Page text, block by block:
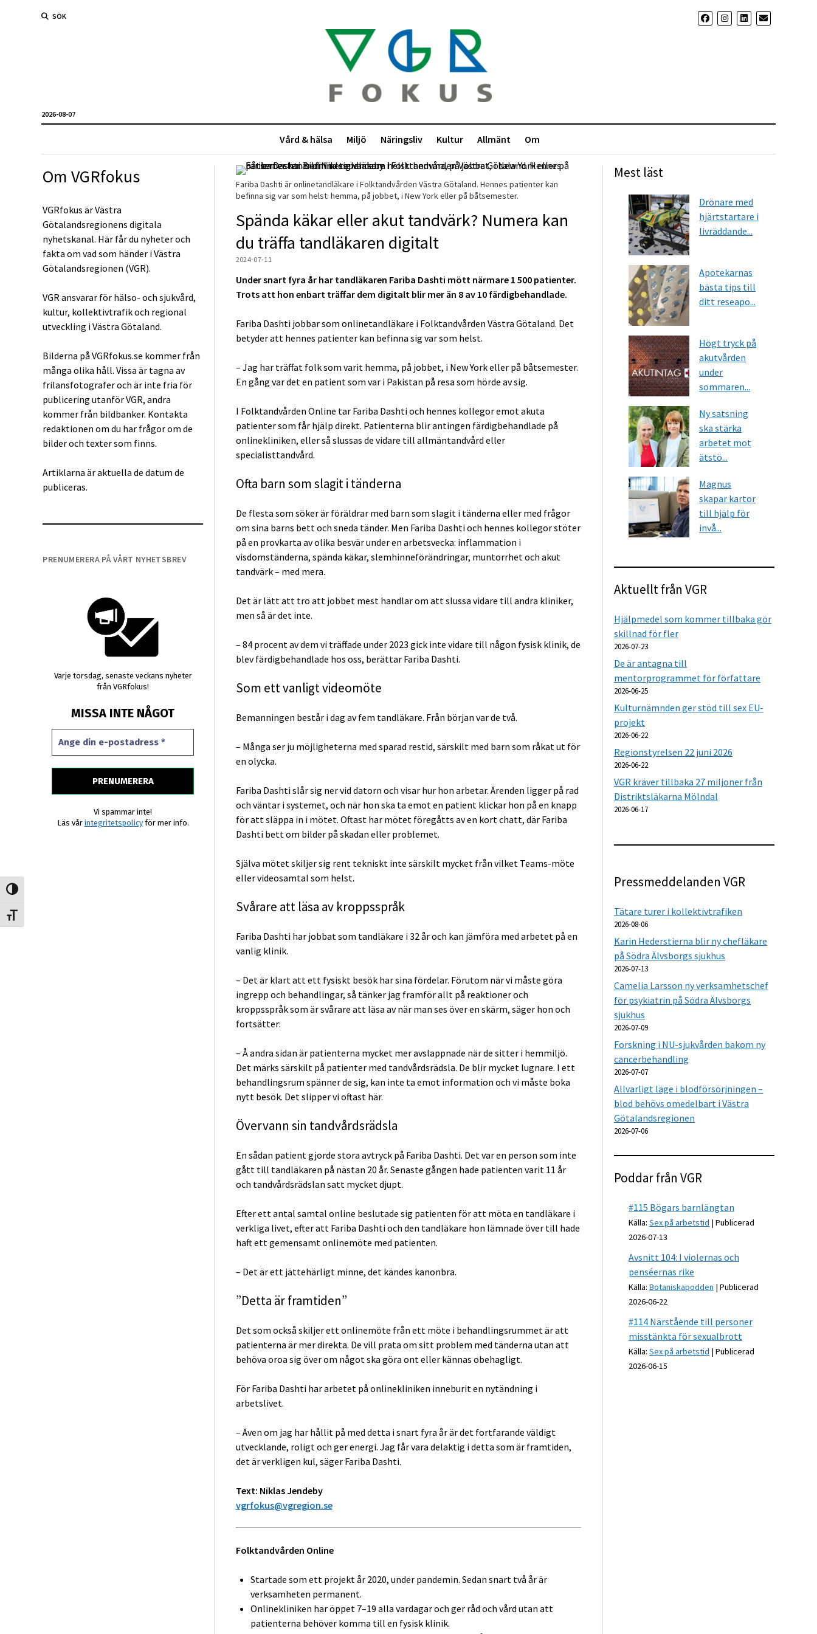
Slå på/av hög kontrast
Slå på/av textstorlek
SÖK
2026-08-07
Vård & hälsa Miljö Näringsliv Kultur Allmänt Om
Om VGRfokus
VGRfokus är Västra
Götalandsregionens digitala
nyhetskanal. Här får du nyheter och
fakta om vad som händer i Västra
Götalandsregionen (VGR).
VGR ansvarar för hälso- och sjukvård,
kultur, kollektivtrafik och regional
utveckling i Västra Götaland.
Bilderna på VGRfokus.se kommer från
många olika håll. Vissa är tagna av
frilansfotografer och är inte fria för
publicering utanför VGR, andra
kommer från bildbanker. Kontakta
redaktionen om du har frågor om de
bilder och texter som finns.
Artiklarna är aktuella de datum de
publiceras.
PRENUMERERA PÅ VÅRT NYHETSBREV
Varje torsdag, senaste veckans nyheter
från VGRfokus!
MISSA INTE NÅGOT
Vi spammar inte!
Läs vår integritetspolicyför mer info.
Fariba Dashti är onlinetandläkare i Folktandvården Västra Götaland. Hennes patienter kan
befinna sig var som helst: hemma, på jobbet, i New York eller på båtsemester.
Spända käkar eller akut tandvärk? Numera kan
du träffa tandläkaren digitalt
2024-07-11
Under snart fyra år har tandläkaren Fariba Dashti mött närmare 1 500 patienter.
Trots att hon enbart träffar dem digitalt blir mer än 8 av 10 färdigbehandlade.
Fariba Dashti jobbar som onlinetandläkare i Folktandvården Västra Götaland. Det
betyder att hennes patienter kan befinna sig var som helst.
– Jag har träffat folk som varit hemma, på jobbet, i New York eller på båtsemester.
En gång var det en patient som var i Pakistan på resa som hörde av sig.
I Folktandvården Online tar Fariba Dashti och hennes kollegor emot akuta
patienter som får hjälp direkt. Patienterna blir antingen färdigbehandlade på
onlinekliniken, eller så slussas de vidare till allmäntandvård eller
specialisttandvård.
Ofta barn som slagit i tänderna
De flesta som söker är föräldrar med barn som slagit i tänderna eller med frågor
om sina barns bett och sneda tänder. Men Fariba Dashti och hennes kollegor stöter
på en provkarta av olika besvär under en arbetsvecka: inflammation i
visdomständerna, spända käkar, slemhinneförändringar, muntorrhet och akut
tandvärk – med mera.
Det är lätt att tro att jobbet mest handlar om att slussa vidare till andra kliniker,
men så är det inte.
– 84 procent av dem vi träffade under 2023 gick inte vidare till någon fysisk klinik, de
blev färdigbehandlade hos oss, berättar Fariba Dashti.
Som ett vanligt videomöte
Bemanningen består i dag av fem tandläkare. Från början var de två.
– Många ser ju möjligheterna med sparad restid, särskilt med barn som råkat ut för
en olycka.
Fariba Dashti slår sig ner vid datorn och visar hur hon arbetar. Ärenden ligger på rad
och väntar i systemet, och när hon ska ta emot en patient klickar hon på en knapp
för att släppa in i mötet. Oftast har mötet föregåtts av en kort chatt, där Fariba
Dashti bett om bilder på skadan eller problemet.
Själva mötet skiljer sig rent tekniskt inte särskilt mycket från vilket Teams-möte
eller videosamtal som helst.
Svårare att läsa av kroppsspråk
Fariba Dashti har jobbat som tandläkare i 32 år och kan jämföra med arbetet på en
vanlig klinik.
– Det är klart att ett fysiskt besök har sina fördelar. Förutom när vi måste göra
ingrepp och behandlingar, så tänker jag framför allt på reaktioner och
kroppsspråk som är svårare att läsa av när man ses över en skärm, säger hon och
fortsätter:
– Å andra sidan är patienterna mycket mer avslappnade när de sitter i hemmiljö.
Det märks särskilt på patienter med tandvårdsrädsla. De blir mycket lugnare. I ett
behandlingsrum spänner de sig, kan inte ta emot information och vi måste boka
nytt besök. Det slipper vi oftast här.
Övervann sin tandvårdsrädsla
En sådan patient gjorde stora avtryck på Fariba Dashti. Det var en person som inte
gått till tandläkaren på nästan 20 år. Senaste gången hade patienten varit 11 år
och tandvårdsrädslan satt mycket djupt.
Efter ett antal samtal online beslutade sig patienten för att möta en tandläkare i
verkliga livet, efter att Fariba Dashti och den tandläkare hon lämnade över till hade
haft ett gemensamt onlinemöte med patienten.
– Det är ett jättehärligt minne, det kändes kanonbra.
”Detta är framtiden”
Det som också skiljer ett onlinemöte från ett möte i behandlingsrummet är att
patienterna är mer direkta. De vill prata om sitt problem med tänderna utan att
behöva oroa sig över om något ska göra ont eller kännas obehagligt.
För Fariba Dashti har arbetet på onlinekliniken inneburit en nytändning i
arbetslivet.
– Även om jag har hållit på med detta i snart fyra år är det fortfarande väldigt
utvecklande, roligt och ger energi. Jag får vara delaktig i detta som är framtiden,
det är verkligen kul, säger Fariba Dashti.
Text: Niklas Jendeby
vgrfokus@vgregion.se
Folktandvården Online
Startade som ett projekt år 2020, under pandemin. Sedan snart två år är
verksamheten permanent.
Onlinekliniken har öppet 7–19 alla vardagar och ger råd och vård utan att
patienterna behöver komma till en fysisk klinik.
Mest läst
Drönare med
hjärtstartare i
livräddande...
Apotekarnas
bästa tips till
ditt reseapo...
Högt tryck på
akutvården
under
sommaren...
Ny satsning
ska stärka
arbetet mot
ätstö...
Magnus
skapar kartor
till hjälp för
invå...
Aktuellt från VGR
Hjälpmedel som kommer tillbaka gör
skillnad för fler
2026-07-23
De är antagna till
mentorprogrammet för författare
2026-06-25
Kulturnämnden ger stöd till sex EU-
projekt
2026-06-22
Regionstyrelsen 22 juni 2026
2026-06-22
VGR kräver tillbaka 27 miljoner från
Distriktsläkarna Mölndal
2026-06-17
Pressmeddelanden VGR
Tätare turer i kollektivtrafiken
2026-08-06
Karin Hederstierna blir ny chefläkare
på Södra Älvsborgs sjukhus
2026-07-13
Camelia Larsson ny verksamhetschef
för psykiatrin på Södra Älvsborgs
sjukhus
2026-07-09
Forskning i NU-sjukvården bakom ny
cancerbehandling
2026-07-07
Allvarligt läge i blodförsörjningen –
blod behövs omedelbart i Västra
Götalandsregionen
2026-07-06
Poddar från VGR
#115 Bögars barnlängtan
Källa:Sex på arbetstid
Publicerad
2026-07-13
Avsnitt 104: I violernas och
penséernas rike
Källa:Botaniskapodden
Publicerad
2026-06-22
#114 Närstående till personer
misstänkta för sexualbrott
Källa:Sex på arbetstid
Publicerad
2026-06-15